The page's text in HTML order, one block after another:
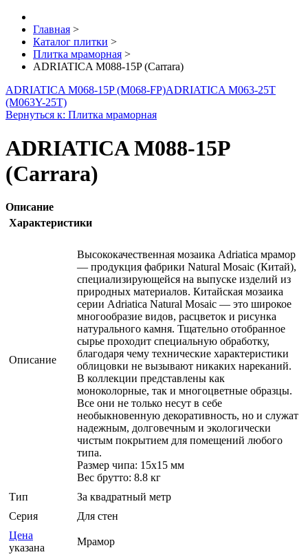
Главная >
Каталог плитки >
Плитка мраморная >
ADRIATICA M088-15P (Carrara)
ADRIATICA M068-15P (M068-FP)ADRIATICA M063-25T
(M063Y-25T)
Вернуться к: Плитка мраморная
ADRIATICA M088-15P
(Carrara)
Описание
Характеристики
Описание
Высококачественная мозаика Adriatica мрамор
— продукция фабрики Natural Mosaic (Китай),
специализирующейся на выпуске изделий из
природных материалов. Китайская мозаика
серии Adriatica Natural Mosaic — это широкое
многообразие видов, расцветок и рисунка
натурального камня. Тщательно отобранное
сырье проходит специальную обработку,
благодаря чему технические характеристики
облицовки не вызывают никаких нареканий.
В коллекции представлены как
моноколорные, так и многоцветные образцы.
Все они не только несут в себе
необыкновенную декоративность, но и служат
надежным, долговечным и экологически
чистым покрытием для помещений любого
типа.
Размер чипа: 15x15 мм
Вес брутто: 8.8 кг
Тип
За квадратный метр
Серия
Для стен
Цена
указана
Мрамор